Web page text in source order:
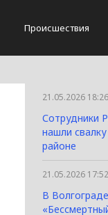
Происшествия
21.05.2026 18:26
Сотрудники
нашли
районе
21.05.2026 17:52
В